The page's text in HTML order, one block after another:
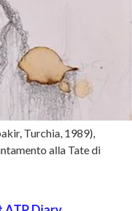
Turchia, 1989),
alla Tate di